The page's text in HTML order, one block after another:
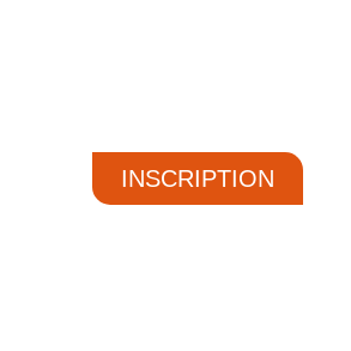
INSCRIPTION